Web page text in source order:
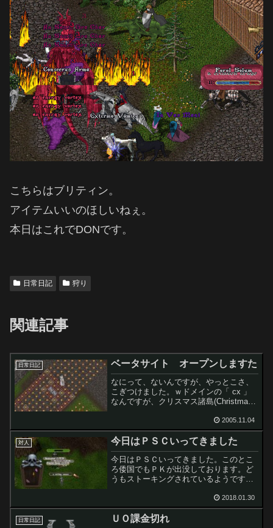
こちらはブリティン。
アイテムいいのほしいねぇ。
本日はこれでDONです。
日常日記 狩り
関連記事
日常日記 ベータサイト オープンしますた
なにって、ないんですが、やっとこさ、
こぎつけました。ｗドメインの「 cx 」
なんですが、クリスマス諸島(Christmas
いです。クリスマス近いし、ワシの見た
目も一つ間違えると、サンタのおじさ
ん...
2005.11.04
対人 今日はＰＳＣいってきました
今日はＰＳＣいってきました。このとこ
ろ倭国でもＰＫが出没しております。ど
うもストーキングされているようですｗ
って、ご臨終いただきました。2018.01.30
日常日記 ＵＯ課金切れ